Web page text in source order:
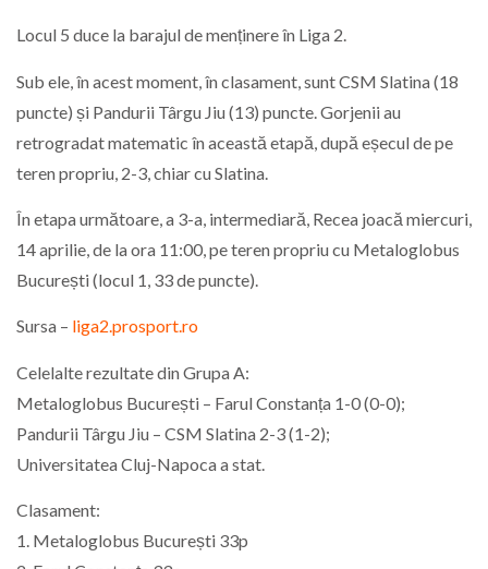
Locul 5 duce la barajul de menținere în Liga 2.
Sub ele, în acest moment, în clasament, sunt CSM Slatina (18
puncte) și Pandurii Târgu Jiu (13) puncte. Gorjenii au
retrogradat matematic în această etapă, după eșecul de pe
teren propriu, 2-3, chiar cu Slatina.
În etapa următoare, a 3-a, intermediară, Recea joacă miercuri,
14 aprilie, de la ora 11:00, pe teren propriu cu Metaloglobus
București (locul 1, 33 de puncte).
Sursa – liga2.prosport.ro
Celelalte rezultate din Grupa A:
Metaloglobus București – Farul Constanța 1-0 (0-0);
Pandurii Târgu Jiu – CSM Slatina 2-3 (1-2);
Universitatea Cluj-Napoca a stat.
Clasament:
1. Metaloglobus București 33p